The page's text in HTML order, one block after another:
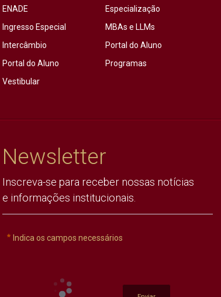
ENADE
Ingresso Especial
Intercâmbio
Portal do Aluno
Vestibular
Especialização
MBAs e LLMs
Portal do Aluno
Programas
Newsletter
Inscreva-se para receber nossas notícias
e informações institucionais.
Indica os campos necessários